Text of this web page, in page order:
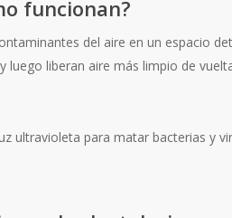
funcionan?
del aire en un espacio
liberan aire más limpio de
ultravioleta para matar bacterias y